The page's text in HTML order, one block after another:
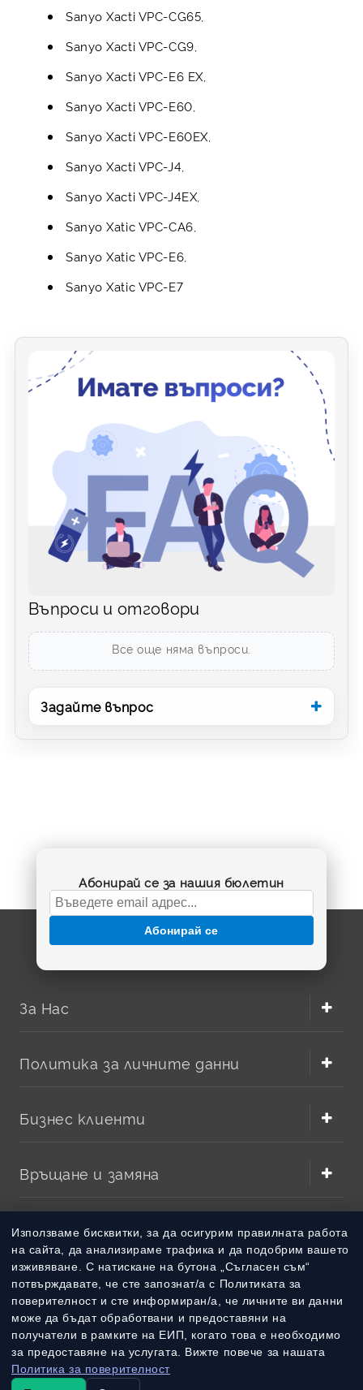
Използваме бисквитки, за да осигурим правилната работа
на сайта, да анализираме трафика и да подобрим вашето
изживяване. С натискане на бутона „Съгласен съм“
потвърждавате, че сте запознат/а с Политиката за
поверителност и сте информиран/а, че личните ви данни
може да бъдат обработвани и предоставяни на
получатели в рамките на ЕИП, когато това е необходимо
за предоставяне на услугата. Вижте повече за нашата
Политика за поверителност
Sanyo Xacti VPC-CG65,
Sanyo Xacti VPC-CG9,
Sanyo Xacti VPC-E6 EX,
Sanyo Xacti VPC-E60,
Sanyo Xacti VPC-E60EX,
Sanyo Xacti VPC-J4,
Sanyo Xacti VPC-J4EX,
Sanyo Xatic VPC-CA6,
Sanyo Xatic VPC-E6,
Sanyo Xatic VPC-E7
Въпроси и отговори
Все още няма въпроси.
Задайте въпрос
Абонирай се за нашия бюлетин
Абонирай се
За Нас
Политика за личните данни
Бизнес клиенти
Връщане и замяна
Методи на плащане
Методи на доставка